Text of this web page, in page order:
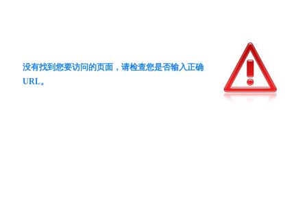
没有找到您要访问的页面，请检查您是否输入正确
URL。